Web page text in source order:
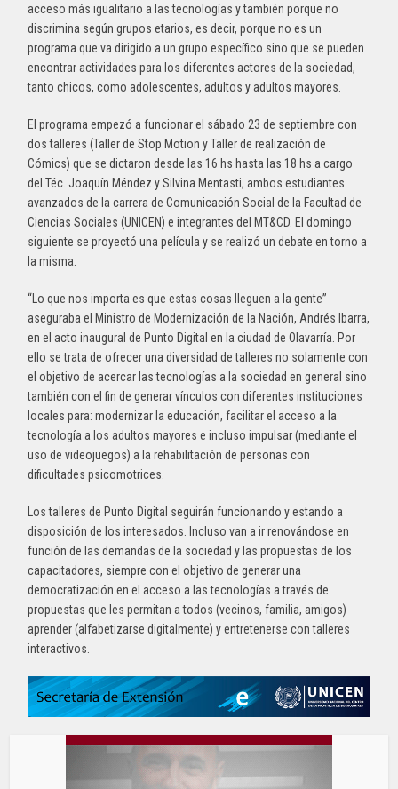
acceso más igualitario a las tecnologías y también porque no
discrimina según grupos etarios, es decir, porque no es un
programa que va dirigido a un grupo específico sino que se pueden
encontrar actividades para los diferentes actores de la sociedad,
tanto chicos, como adolescentes, adultos y adultos mayores.
El programa empezó a funcionar el sábado 23 de septiembre con
dos talleres (Taller de Stop Motion y Taller de realización de
Cómics) que se dictaron desde las 16 hs hasta las 18 hs a cargo
del Téc. Joaquín Méndez y Silvina Mentasti, ambos estudiantes
avanzados de la carrera de Comunicación Social de la Facultad de
Ciencias Sociales (UNICEN) e integrantes del MT&CD. El domingo
siguiente se proyectó una película y se realizó un debate en torno a
la misma.
“Lo que nos importa es que estas cosas lleguen a la gente”
aseguraba el Ministro de Modernización de la Nación, Andrés Ibarra,
en el acto inaugural de Punto Digital en la ciudad de Olavarría. Por
ello se trata de ofrecer una diversidad de talleres no solamente con
el objetivo de acercar las tecnologías a la sociedad en general sino
también con el fin de generar vínculos con diferentes instituciones
locales para: modernizar la educación, facilitar el acceso a la
tecnología a los adultos mayores e incluso impulsar (mediante el
uso de videojuegos) a la rehabilitación de personas con
dificultades psicomotrices.
Los talleres de Punto Digital seguirán funcionando y estando a
disposición de los interesados. Incluso van a ir renovándose en
función de las demandas de la sociedad y las propuestas de los
capacitadores, siempre con el objetivo de generar una
democratización en el acceso a las tecnologías a través de
propuestas que les permitan a todos (vecinos, familia, amigos)
aprender (alfabetizarse digitalmente) y entretenerse con talleres
interactivos.